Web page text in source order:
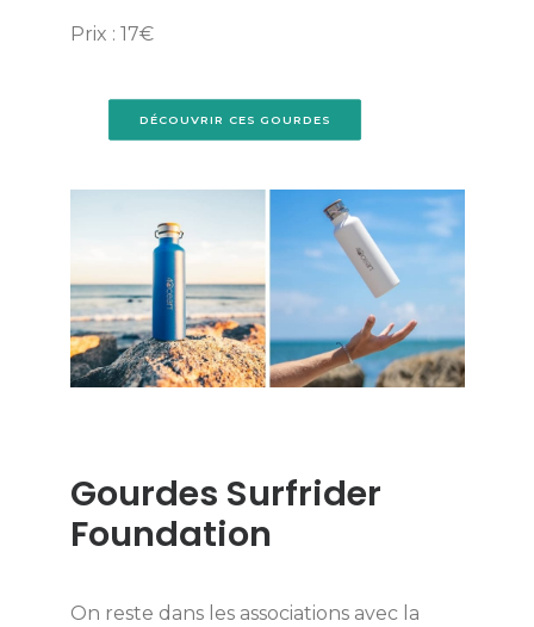
Prix : 17€
DÉCOUVRIR CES GOURDES
Gourdes Surfrider
Foundation
On reste dans les associations avec la